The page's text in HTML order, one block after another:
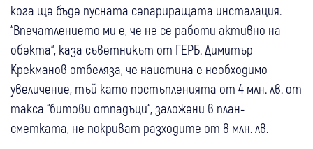
кога ще бъде пусната сепариращата инсталация.
“Впечатлението ми е, че не се работи активно на
обекта“, каза съветникът от ГЕРБ. Димитър
Крекманов отбеляза, че наистина е необходимо
увеличение, тъй като постъпленията от 4 млн. лв. от
такса “битови отпадъци“, заложени в план-
сметката, не покриват разходите от 8 млн. лв.